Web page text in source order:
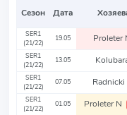
Сезон Дата
SER1
(21/22)
19.05 Proleter
SER1
(21/22)
13.05
SER1
(21/22)
07.05 Radnicki
SER1
(21/22)
01.05 Proleter N